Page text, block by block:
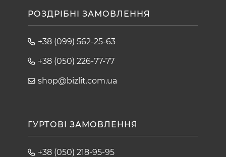
РОЗДРІБНІ ЗАМОВЛЕННЯ
+38 (099) 562-25-63
+38 (050) 226-77-77
shop@bizlit.com.ua
ГУРТОВІ ЗАМОВЛЕННЯ
+38 (050) 218-95-95